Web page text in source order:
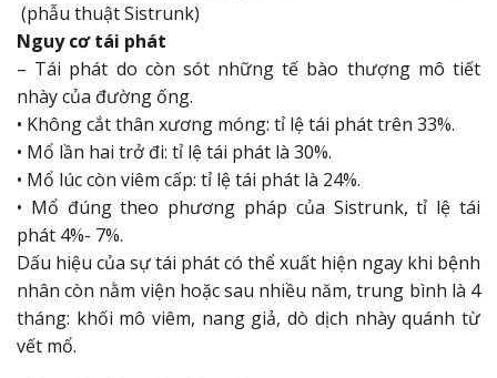
(phẫu thuật Sistrunk)
Nguy cơ tái phát
– Tái phát do còn sót những tế bào thượng mô tiết
nhày của đường ống.
• Không cắt thân xương móng: tỉ lệ tái phát trên 33%.
• Mổ lần hai trở đi: tỉ lệ tái phát là 30%.
• Mổ lúc còn viêm cấp: tỉ lệ tái phát là 24%.
• Mổ đúng theo phương pháp của Sistrunk, tỉ lệ tái
phát 4%- 7%.
Dấu hiệu của sự tái phát có thể xuất hiện ngay khi bệnh
nhân còn nằm viện hoặc sau nhiều năm, trung bình là 4
tháng: khối mô viêm, nang giả, dò dịch nhày quánh từ
vết mổ.